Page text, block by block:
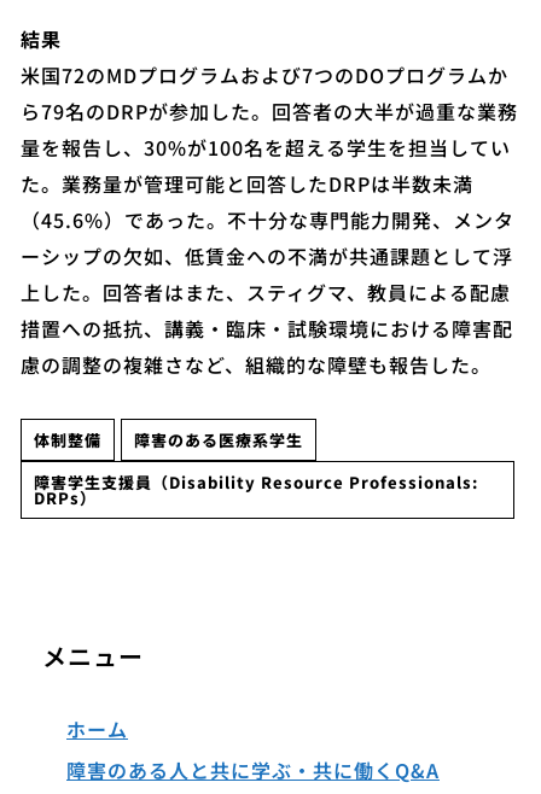
結果
米国72のMDプログラムおよび7つのDOプログラムか
ら79名のDRPが参加した。回答者の大半が過重な業務
量を報告し、30%が100名を超える学生を担当してい
た。業務量が管理可能と回答したDRPは半数未満
（45.6%）であった。不十分な専門能力開発、メンタ
ーシップの欠如、低賃金への不満が共通課題として浮
上した。回答者はまた、スティグマ、教員による配慮
措置への抵抗、講義・臨床・試験環境における障害配
慮の調整の複雑さなど、組織的な障壁も報告した。
体制整備
障害のある医療系学生
障害学生支援員（Disability Resource Professionals:
DRPs）
メニュー
ホーム
障害のある人と共に学ぶ・共に働くQ&A